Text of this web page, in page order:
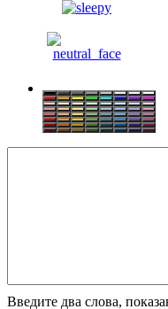
Введите два слова,